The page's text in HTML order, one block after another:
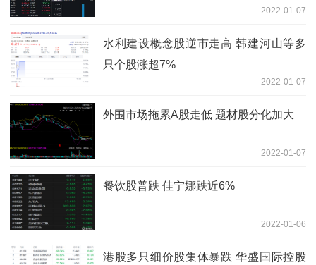
2022-01-07
水利建设概念股逆市走高 韩建河山等多
只个股涨超7%
2022-01-07
外围市场拖累A股走低 题材股分化加大
2022-01-07
餐饮股普跌 佳宁娜跌近6%
2022-01-06
港股多只细价股集体暴跌 华盛国际控股